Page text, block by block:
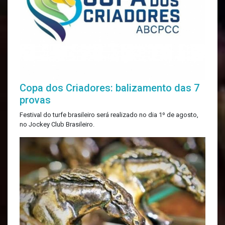
Copa dos Criadores: balizamento das 7
provas
Festival do turfe brasileiro será realizado no dia 1º de agosto,
no Jockey Club Brasileiro.